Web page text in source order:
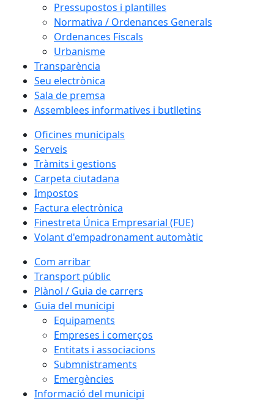
Pressupostos i plantilles
Normativa / Ordenances Generals
Ordenances Fiscals
Urbanisme
Transparència
Seu electrònica
Sala de premsa
Assemblees informatives i butlletins
Oficines municipals
Serveis
Tràmits i gestions
Carpeta ciutadana
Impostos
Factura electrònica
Finestreta Única Empresarial (FUE)
Volant d'empadronament automàtic
Com arribar
Transport públic
Plànol / Guia de carrers
Guia del municipi
Equipaments
Empreses i comerços
Entitats i associacions
Submnistraments
Emergències
Informació del municipi